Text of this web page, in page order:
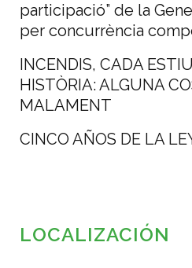
participació” de la
per concurrència
INCENDIS, CADA
HISTÒRIA: ALGUNA
MALAMENT
CINCO AÑOS DE LA
LOCALIZACIÓN